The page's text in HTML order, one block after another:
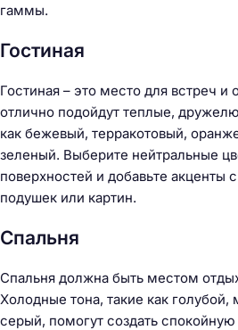
гаммы.
Гостиная
Гостиная – это место для встреч и
отлично подойдут теплые,
как бежевый, терракотовый,
зеленый. Выберите нейтральные
поверхностей и добавьте
подушек или картин.
Спальня
Спальня должна быть местом
Холодные тона, такие как
серый, помогут создать